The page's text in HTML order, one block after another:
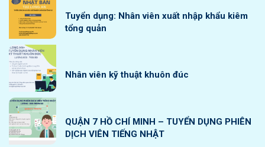
Tuyển dụng: Nhân viên xuất nhập khẩu kiêm
tổng quản
Nhân viên kỹ thuật khuôn đúc
QUẬN 7 HỒ CHÍ MINH – TUYỂN DỤNG PHIÊN
DỊCH VIÊN TIẾNG NHẬT